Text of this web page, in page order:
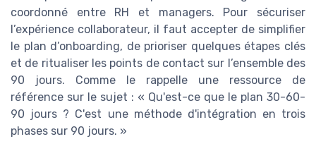
coordonné entre RH et managers. Pour sécuriser
l’expérience collaborateur, il faut accepter de simplifier
le plan d’onboarding, de prioriser quelques étapes clés
et de ritualiser les points de contact sur l’ensemble des
90 jours. Comme le rappelle une ressource de
référence sur le sujet : « Qu'est-ce que le plan 30-60-
90 jours ? C'est une méthode d'intégration en trois
phases sur 90 jours. »